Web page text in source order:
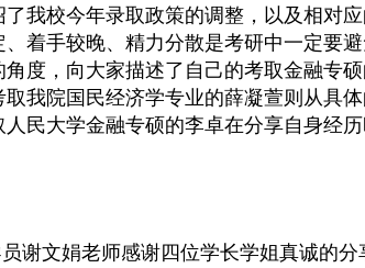
我校今年录取政策的调整，以及相对
、着手较晚、精力分散是考研中一定要
度，向大家描述了自己的考取金融专
我院国民经济学专业的薛凝萱则从具
民大学金融专硕的李卓在分享自身经
谢文娟老师感谢四位学长学姐真诚的